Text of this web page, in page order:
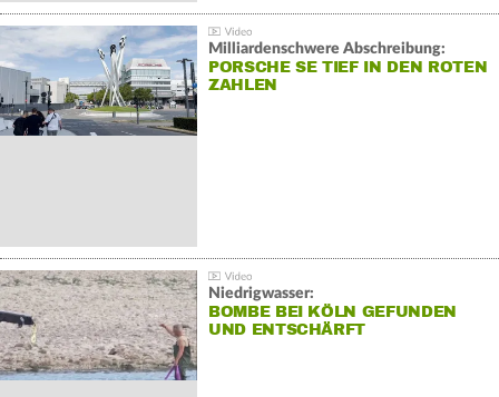
Milliardenschwere Abschreibung:
PORSCHE SE TIEF IN DEN ROTEN
ZAHLEN
Niedrigwasser:
BOMBE BEI KÖLN GEFUNDEN
UND ENTSCHÄRFT